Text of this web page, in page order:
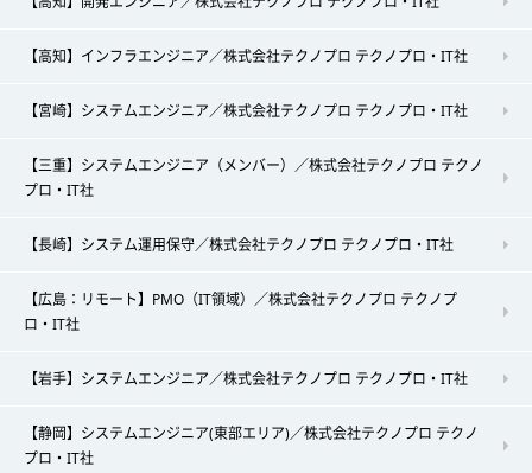
【高知】インフラエンジニア／株式会社テクノプロ テクノプロ・IT社
【宮崎】システムエンジニア／株式会社テクノプロ テクノプロ・IT社
【三重】システムエンジニア（メンバー）／株式会社テクノプロ テクノ
プロ・IT社
【長崎】システム運用保守／株式会社テクノプロ テクノプロ・IT社
【広島：リモート】PMO（IT領域）／株式会社テクノプロ テクノプ
ロ・IT社
【岩手】システムエンジニア／株式会社テクノプロ テクノプロ・IT社
【静岡】システムエンジニア(東部エリア)／株式会社テクノプロ テクノ
プロ・IT社